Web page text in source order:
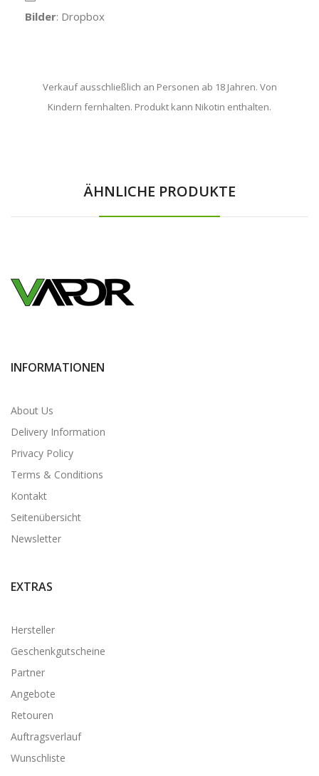
Bilder: Dropbox
Verkauf ausschließlich an Personen ab 18 Jahren. Von
Kindern fernhalten. Produkt kann Nikotin enthalten.
ÄHNLICHE PRODUKTE
INFORMATIONEN
About Us
Delivery Information
Privacy Policy
Terms & Conditions
Kontakt
Seitenübersicht
Newsletter
EXTRAS
Hersteller
Geschenkgutscheine
Partner
Angebote
Retouren
Auftragsverlauf
Wunschliste